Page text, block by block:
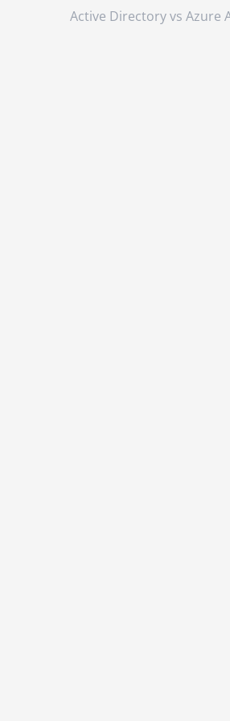
Active Directory vs Azure